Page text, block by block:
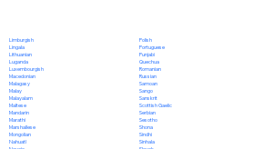
Limburgish
Lingala
Lithuanian
Luganda
Luxembourgish
Macedonian
Malagasy
Malay
Malayalam
Maltese
Mandarin
Marathi
Marshallese
Mongolian
Nahuatl
Polish
Portuguese
Punjabi
Quechua
Romanian
Russian
Samoan
Sango
Sanskrit
Scottish Gaelic
Serbian
Sesotho
Shona
Sindhi
Sinhala